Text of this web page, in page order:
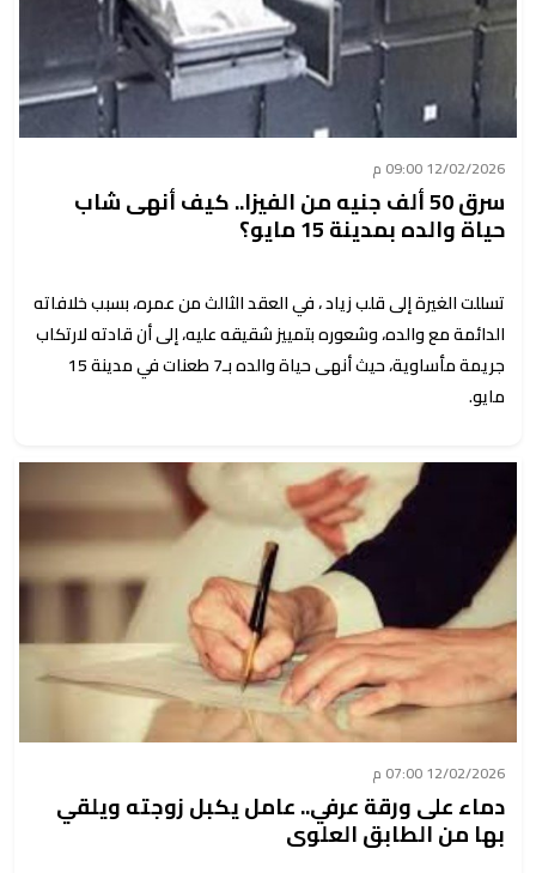
12/02/2026 09:00 م
سرق 50 ألف جنيه من الفيزا.. كيف أنهى شاب
حياة والده بمدينة 15 مايو؟
تسللت الغيرة إلى قلب زياد ، في العقد الثالث من عمره، بسبب خلافاته
الدائمة مع والده، وشعوره بتمييز شقيقه عليه، إلى أن قادته لارتكاب
جريمة مأساوية، حيث أنهى حياة والده بـ7 طعنات في مدينة 15
مايو.
12/02/2026 07:00 م
دماء على ورقة عرفي.. عامل يكبل زوجته ويلقي
بها من الطابق العلوى